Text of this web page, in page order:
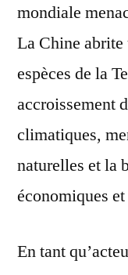
mondiale
La Chine
espèces de la
accroissement
climatiques,
naturelles et la
économiques
En tant